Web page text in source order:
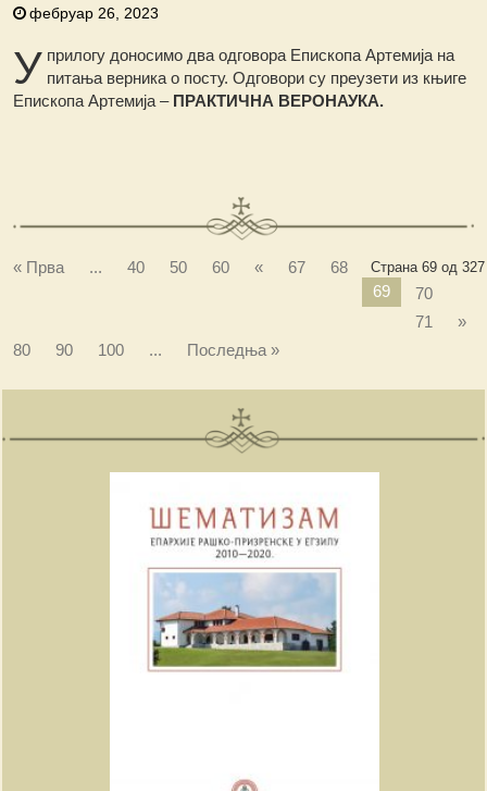
фебруар 26, 2023
У прилогу доносимо два одговора Епископа Артемија на
питања верника о посту. Одговори су преузети из књиге
Епископа Артемија – ПРАКТИЧНА ВЕРОНАУКА.
Страна 69 од 327
« Прва ... 40 50 60 « 67
68
69
70
71
»
80
90 100 ... Последња »